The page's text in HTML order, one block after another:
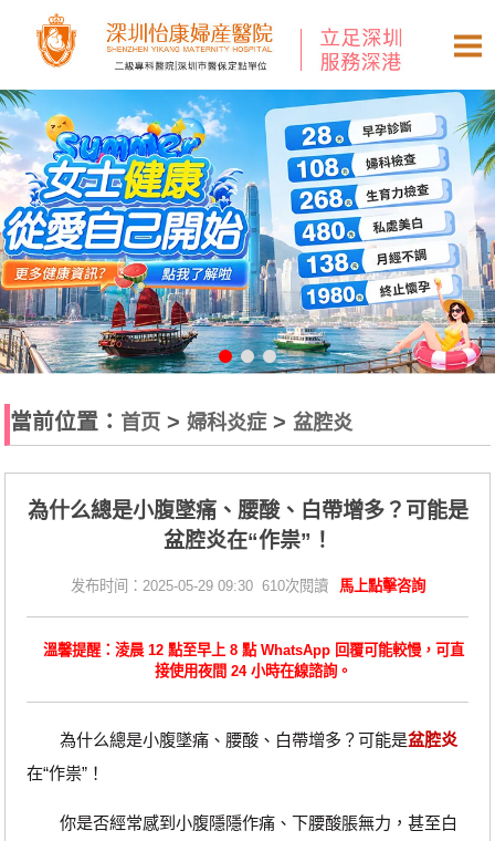
當前位置： 首页 >婦科炎症>盆腔炎
為什么總是小腹墜痛、腰酸、白帶增多？可能是
盆腔炎在“作祟”！
发布时间：2025-05-29 09:30 610次閱讀 馬上點擊咨詢
溫馨提醒：淩晨 12 點至早上 8 點 WhatsApp 回覆可能較慢，可直
接使用夜間 24 小時在線諮詢。
為什么總是小腹墜痛、腰酸、白帶增多？可能是盆腔炎
在“作祟”！
你是否經常感到小腹隱隱作痛、下腰酸脹無力，甚至白